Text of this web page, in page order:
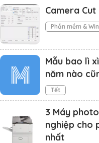
Camera Cut
Phần mềm & Win
Mẫu bao lì
năm nào
Tết
3 Máy
nghiệp cho
nhất